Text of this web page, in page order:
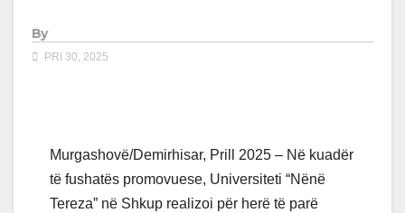
By
PRI 30, 2025
Murgashovë/Demirhisar, Prill 2025 – Në kuadër
të fushatës promovuese, Universiteti “Nënë
Tereza” në Shkup realizoi për herë të parë